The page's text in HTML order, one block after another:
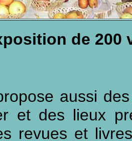
de 200
aussi
et des lieux
revues et